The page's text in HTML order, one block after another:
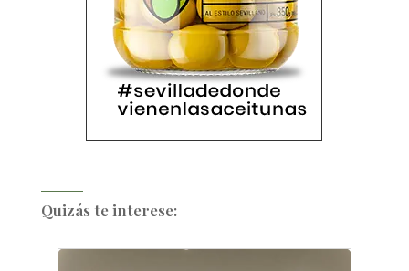
Quizás te interese: